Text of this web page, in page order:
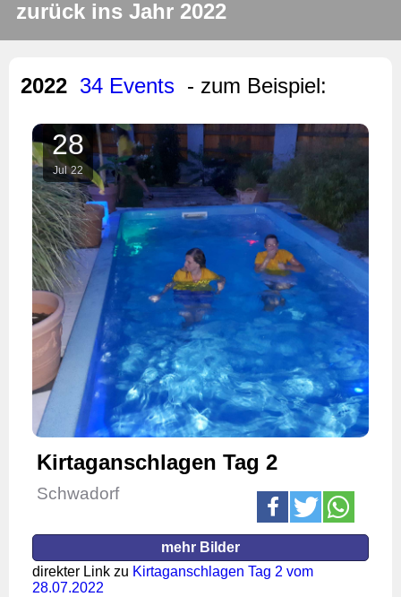
zurück ins Jahr 2022
2022 34 Events - zum Beispiel:
28
Jul 22
Kirtaganschlagen Tag 2
Schwadorf
mehr Bilder
direkter Link zu Kirtaganschlagen Tag 2 vom
28.07.2022